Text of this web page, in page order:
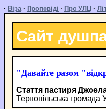
· Віра· Проповіді · Про УЛЦ ·
Сайт
"Давайте разом
Стаття пастиря
Тернопільська громада